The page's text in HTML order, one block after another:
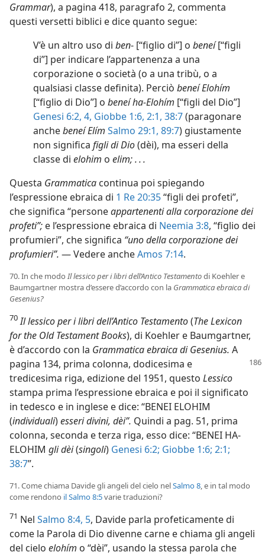
Grammar), a pagina 418, paragrafo 2, commenta
questi versetti biblici e dice quanto segue:
V’è un altro uso di ben- [“figlio di”] o beneí[“figli
di”] per indicare l’appartenenza a una
corporazione o società (o a una tribù, o a
qualsiasi classe definita). Perciò beneí Elohím
[“figlio di Dio”] o beneí ha-Elohím [“figli del Dio”]
Genesi 6:2, 4, Giobbe 1:6, 2:1, 38:7(paragonare
anchebeneí Elím Salmo 29:1, 89:7) giustamente
non significa figli di Dio(dèi), ma esseri della
classe di elohim o elim; . . .
Questa Grammatica continua poi spiegando
l’espressione ebraica di 1 Re 20:35“figli dei profeti”,
che significa “personeappartenenti alla corporazione dei
profeti”; e l’espressione ebraica di Neemia 3:8, “figlio dei
profumieri”, che significa “uno della corporazione dei
profumieri”. — Vedere ancheAmos 7:14.
70. In che modo Il lessico per i libri dell’Antico Testamentodi Koehler e
Baumgartner mostra d’essere d’accordo con la Grammatica ebraica di
Gesenius?
70 Il lessico per i libri dell’Antico Testamento(The Lexicon
for the Old Testament Books), di Koehler e Baumgartner,
è d’accordo con la Grammatica ebraica di Gesenius. A
pagina 134, prima colonna, dodicesima e
tredicesima riga, edizione del 1951, questo Lessico
stampa prima l’espressione ebraica e poi il significato
in tedesco e in inglese e dice: “BENEI ELOHIM
(individuali)esseri divini, dèi”. Quindi a pag. 51, prima
colonna, seconda e terza riga, esso dice: “BENEI HA-
ELOHIM gli dèi(singoli) Genesi 6:2; Giobbe 1:6; 2:1;
38:7”.
71. Come chiama Davide gli angeli del cielo nelSalmo 8, e in tal modo
come rendono il Salmo 8:5varie traduzioni?
71 Nel Salmo 8:4, 5, Davide parla profeticamente di
come la Parola di Dio divenne carne e chiama gli angeli
del cielo elohím o “dèi”, usando la stessa parola che